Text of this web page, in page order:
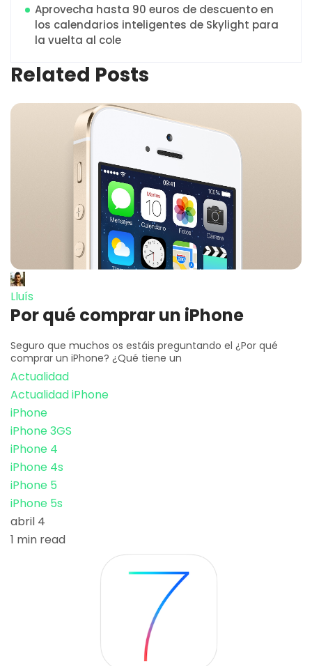
Aprovecha hasta 90 euros de descuento en
los calendarios inteligentes de Skylight para
la vuelta al cole
Related Posts
Lluís
Por qué comprar un iPhone
Seguro que muchos os estáis preguntando el ¿Por qué
comprar un iPhone? ¿Qué tiene un
Actualidad
Actualidad iPhone
iPhone
iPhone 3GS
iPhone 4
iPhone 4s
iPhone 5
iPhone 5s
abril 4
1 min read